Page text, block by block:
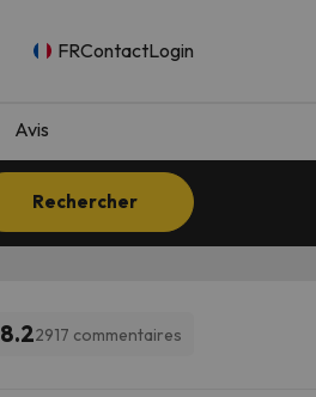
FRContactLogin
Avis
Rechercher
8.22917 commentaires